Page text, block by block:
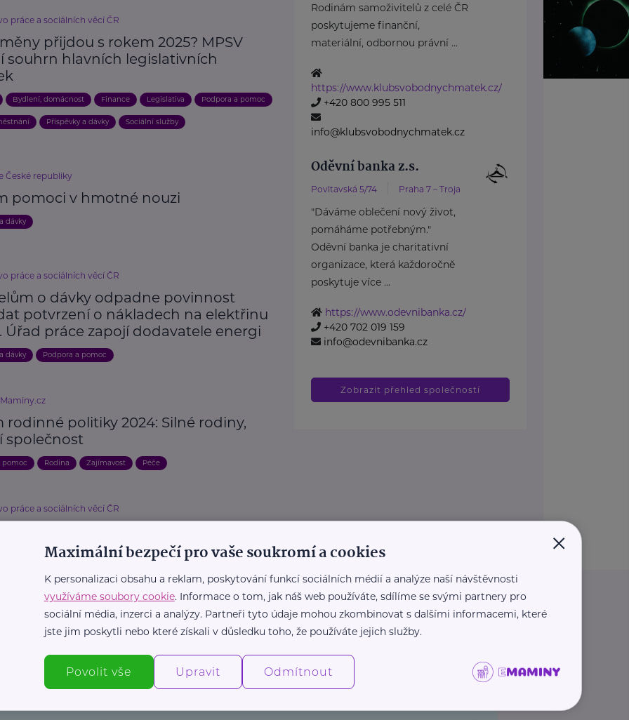
práce a sociálních věcí ČR
přijdou s rokem 2025? MPSV
souhrn hlavních legislativních
Bydlení, domácnost Finance Legislativa Podpora a pomoc
Příspěvky a dávky Sociální služby
České republiky
pomoci v hmotné nouzi
dávky
práce a sociálních věcí ČR
o dávky odpadne povinnost
potvrzení o nákladech na elektřinu
Úřad práce zapojí dodavatele energi
dávky Podpora a pomoc
rodinné politiky 2024: Silné rodiny,
společnost
pomoc Rodina Zajímavost Péče
práce a sociálních věcí ČR
podpora dětských skupin i nová
Další články
Rodinám samoživitelů z celé ČR
poskytujeme finanční,
materiální, odbornou právní ...
https://www.klubsvobodnychmatek.cz/
+420 800 995 511
info@klubsvobodnychmatek.cz
Oděvní banka z.s.
Povltavská 5/74 Praha 7 – Troja
"Dáváme oblečení nový život,
pomáháme potřebným."
Oděvní banka je charitativní
organizace, která každoročně
poskytuje více ...
https://www.odevnibanka.cz/
+420 702 019 159
info@odevnibanka.cz
Zobrazit přehled společností
×
Maximální bezpečí pro vaše soukromí a cookies
K personalizaci obsahu a reklam, poskytování funkcí sociálních médií a analýze naší návštěvnosti
využíváme soubory cookie. Informace o tom, jak náš web používáte, sdílíme se svými partnery pro
sociální média, inzerci a analýzy. Partneři tyto údaje mohou zkombinovat s dalšími informacemi, které
jste jim poskytli nebo které získali v důsledku toho, že používáte jejich služby.
Povolit vše Upravit Odmítnout